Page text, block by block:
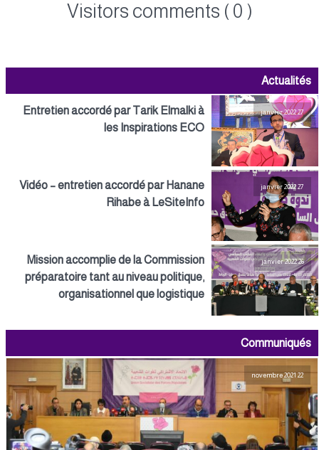
Visitors comments ( 0 )
Actualités
27 janvier 2022
Entretien accordé par Tarik Elmalki à
les Inspirations ECO
27 janvier 2022
Vidéo – entretien accordé par Hanane
Rihabe à LeSiteInfo
26 janvier 2022
Mission accomplie de la Commission
préparatoire tant au niveau politique,
organisationnel que logistique
Communiqués
22 novembre 2021